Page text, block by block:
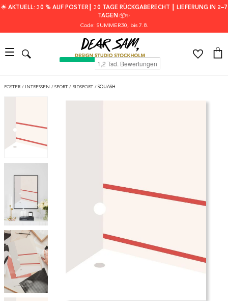
🌟 AKTUELL: 30 % AUF POSTER┃ 30 TAGE RÜCKGABERECHT ┃ LIEFERUNG IN 2–7
TAGEN 📦✨
Code: SUMMER30, bis 7.8.
POSTER / INTRESSEN / SPORT / RIDSPORT / SQUASH